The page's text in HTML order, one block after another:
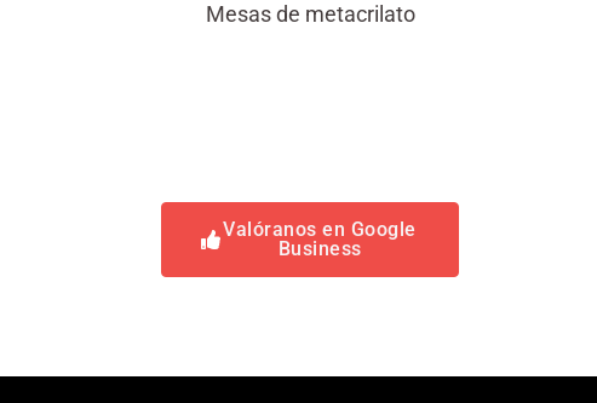
Mesas de metacrilato
Valóranos en Google
Business